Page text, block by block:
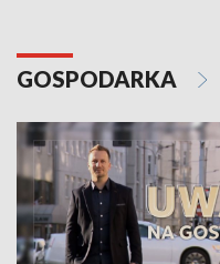
GOSPODARKA